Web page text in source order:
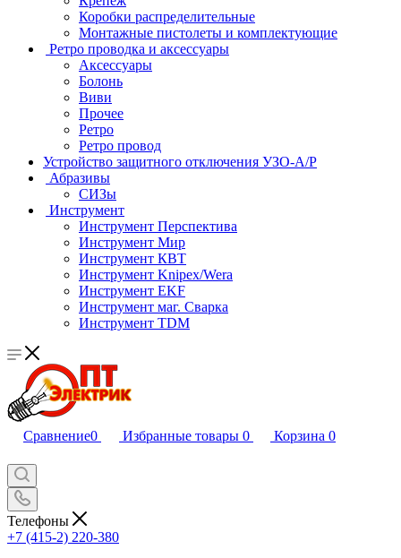
Коробки распределительные
Монтажные пистолеты и комплектующие
Ретро проводка и аксессуары
Аксессуары
Болонь
Виви
Прочее
Ретро
Ретро провод
Устройство защитного отключения УЗО-А/Р
Абразивы
СИЗы
Инструмент
Инструмент Перспектива
Инструмент Мир
Инструмент КВТ
Инструмент Knipex/Wera
Инструмент EKF
Инструмент маг. Сварка
Инструмент TDM
Сравнение0 Избранные товары 0 Корзина 0
Телефоны
+7 (415-2) 220-380